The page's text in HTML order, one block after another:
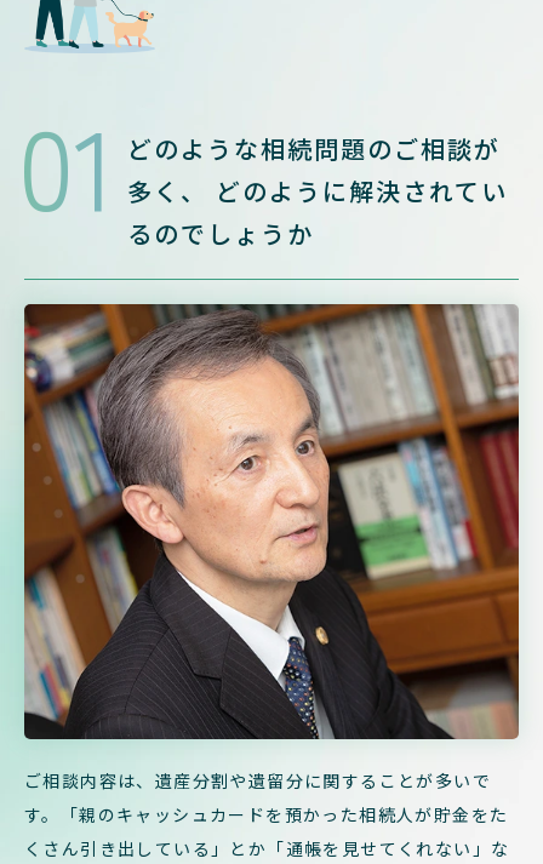
01
どのような相続問題のご相談が
多く、
どのように解決されてい
るのでしょうか
ご相談内容は、遺産分割や遺留分に関することが多いで
す。「親のキャッシュカードを預かった相続人が貯金をた
くさん引き出している」とか「通帳を見せてくれない」な